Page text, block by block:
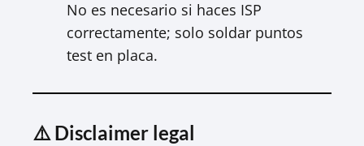
No es necesario si haces ISP
correctamente; solo soldar puntos
test en placa.
⚠️ Disclaimer legal